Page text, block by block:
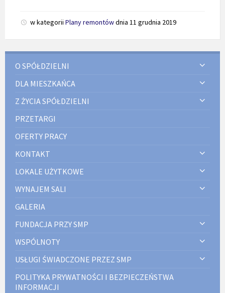
w kategorii Plany remontówdnia 11 grudnia 2019
O SPÓŁDZIELNI
DLA MIESZKAŃCA
Z ŻYCIA SPÓŁDZIELNI
PRZETARGI
OFERTY PRACY
KONTAKT
LOKALE UŻYTKOWE
WYNAJEM SALI
GALERIA
FUNDACJA PRZY SMP
WSPÓLNOTY
USŁUGI ŚWIADCZONE PRZEZ SMP
POLITYKA PRYWATNOŚCI I BEZPIECZEŃSTWA
INFORMACJI